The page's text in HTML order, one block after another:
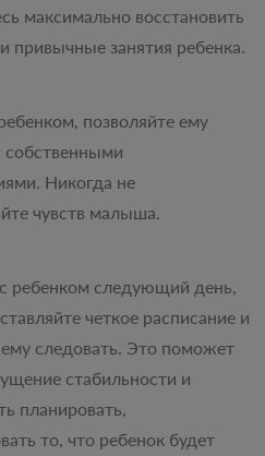
максимально восстановить
привычные занятия ребенка.
позволяйте ему
собственными
Никогда не
чувств малыша.
ребенком следующий день,
четкое расписание и
ему следовать. Это поможет
стабильности и
планировать,
то, что ребенок будет